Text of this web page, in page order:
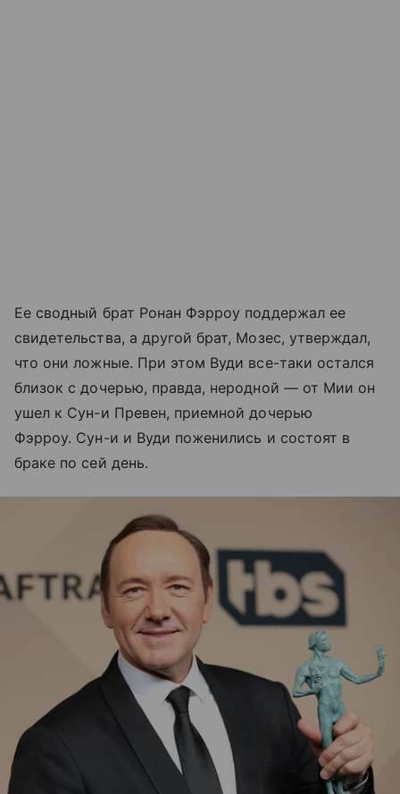
Ее сводный брат Ронан Фэрроу поддержал ее
свидетельства, а другой брат, Мозес, утверждал,
что они ложные. При этом Вуди все-таки остался
близок с дочерью, правда, неродной — от Мии он
ушел к Сун-и Превен, приемной дочерью
Фэрроу. Сун-и и Вуди поженились и состоят в
браке по сей день.